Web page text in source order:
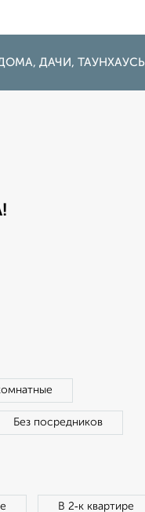
ДАЧИ, ТАУНХАУСЫ
Без посредников
В 2‑к квартире